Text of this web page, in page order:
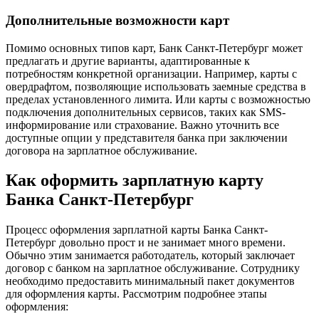
Дополнительные возможности карт
Помимо основных типов карт, Банк Санкт-Петербург может
предлагать и другие варианты, адаптированные к
потребностям конкретной организации. Например, карты с
овердрафтом, позволяющие использовать заемные средства в
пределах установленного лимита. Или карты с возможностью
подключения дополнительных сервисов, таких как SMS-
информирование или страхование. Важно уточнить все
доступные опции у представителя банка при заключении
договора на зарплатное обслуживание.
Как оформить зарплатную карту
Банка Санкт-Петербург
Процесс оформления зарплатной карты Банка Санкт-
Петербург довольно прост и не занимает много времени.
Обычно этим занимается работодатель, который заключает
договор с банком на зарплатное обслуживание. Сотруднику
необходимо предоставить минимальный пакет документов
для оформления карты. Рассмотрим подробнее этапы
оформления: